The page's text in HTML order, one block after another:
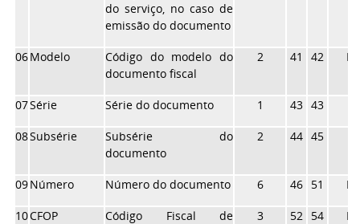
do serviço, no caso de
emissão do documento
06Modelo
Código do modelo do
documento fiscal
2 41 42 N
07Série Série do documento 1 43 43
08Subsérie
Subsérie do
documento
2 44 45
09Número Número do documento 6 46 51 N
10CFOP
Código Fiscal de
3 52 54 N